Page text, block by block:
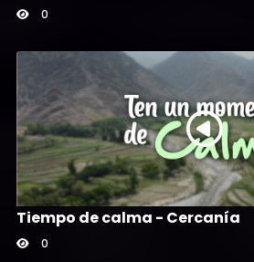
0
Tiempo de calma - Cercanía
0